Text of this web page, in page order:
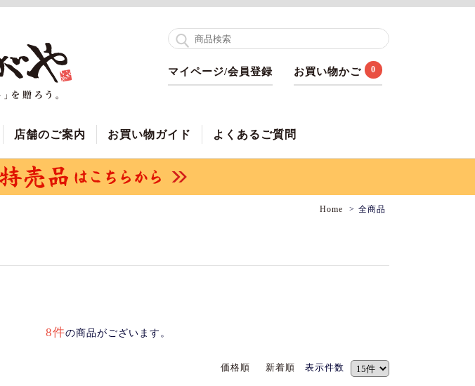
マイページ/会員登録 お買い物かご 0
店舗のご案内 お買い物ガイド よくあるご質問
Home 全商品
8件の商品がございます。
価格順 新着順 表示件数